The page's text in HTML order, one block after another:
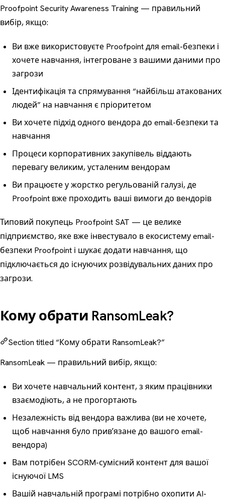
Proofpoint Security Awareness Training — правильний
вибір, якщо:
Ви вже використовуєте Proofpoint для email-безпеки і
хочете навчання, інтегроване з вашими даними про
загрози
Ідентифікація та спрямування “найбільш атакованих
людей” на навчання є пріоритетом
Ви хочете підхід одного вендора до email-безпеки та
навчання
Процеси корпоративних закупівель віддають
перевагу великим, усталеним вендорам
Ви працюєте у жорстко регульованій галузі, де
Proofpoint вже проходить ваші вимоги до вендорів
Типовий покупець Proofpoint SAT — це велике
підприємство, яке вже інвестувало в екосистему email-
безпеки Proofpoint і шукає додати навчання, що
підключається до існуючих розвідувальних даних про
загрози.
Кому обрати RansomLeak?
Section titled “Кому обрати RansomLeak?”
RansomLeak — правильний вибір, якщо:
Ви хочете навчальний контент, з яким працівники
взаємодіють, а не прогортають
Незалежність від вендора важлива (ви не хочете,
щоб навчання було привʼязане до вашого email-
вендора)
Вам потрібен SCORM-сумісний контент для вашої
існуючої LMS
Вашій навчальній програмі потрібно охопити AI-